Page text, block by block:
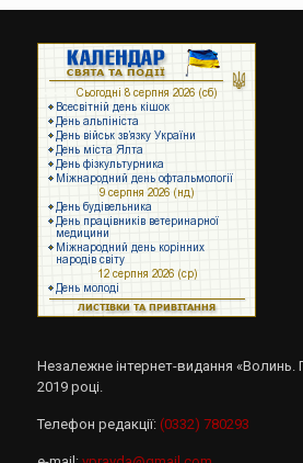
Незалежне інтернет-видання «Волинь.
2019 році.
Телефон редакції: (0332) 780293